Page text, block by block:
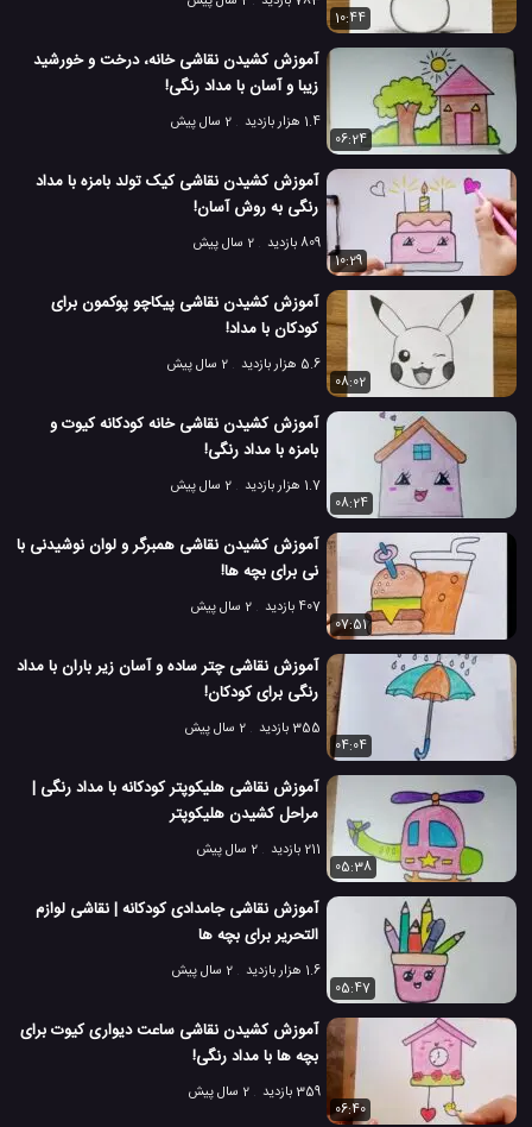
10:44
آموزش کشیدن نقاشی خانه، درخت و خورشید
زیبا و آسان با مداد رنگی!
1.4 هزار بازدید
2 سال پیش
06:24
آموزش کشیدن نقاشی کیک تولد بامزه با مداد
رنگی به روش آسان!
809 بازدید
2 سال پیش
10:29
آموزش کشیدن نقاشی پیکاچو پوکمون برای
کودکان با مداد!
5.6 هزار بازدید
2 سال پیش
08:02
آموزش کشیدن نقاشی خانه کودکانه کیوت و
بامزه با مداد رنگی!
1.7 هزار بازدید
2 سال پیش
08:24
آموزش کشیدن نقاشی همبرگر و لوان نوشیدنی با
نی برای بچه ها!
407 بازدید
2 سال پیش
07:51
آموزش نقاشی چتر ساده و آسان زیر باران با مداد
رنگی برای کودکان!
355 بازدید
2 سال پیش
04:04
آموزش نقاشی هلیکوپتر کودکانه با مداد رنگی |
مراحل کشیدن هلیکوپتر
211 بازدید
2 سال پیش
05:38
آموزش نقاشی جامدادی کودکانه | نقاشی لوازم
التحریر برای بچه ها
1.6 هزار بازدید
2 سال پیش
05:47
آموزش کشیدن نقاشی ساعت دیواری کیوت برای
بچه ها با مداد رنگی!
359 بازدید
2 سال پیش
06:40